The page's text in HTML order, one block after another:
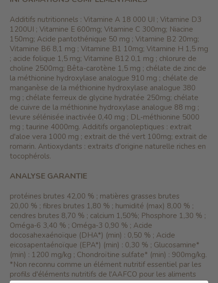
Additifs nutritionnels : Vitamine A 18 000 UI ; Vitamine D3
1200UI ; Vitamine E 600mg; Vitamine C 300mg; Niacine
150mg; Acide pantothénique 50 mg ; Vitamine B2 20mg;
Vitamine B6 8,1 mg ; Vitamine B1 10mg; Vitamine H 1,5 mg
; acide folique 1,5 mg; Vitamine B12 0,1 mg ; chlorure de
choline 2500mg; Bêta-carotène 1,5 mg ; chélate de zinc de
la méthionine hydroxylase analogue 910 mg ; chélate de
manganèse de la méthionine hydroxylase analogue 380
mg ; chélate ferreux de glycine hydratée 250mg; chélate
de cuivre de la méthionine hydroxylase analogue 88 mg ;
levure sélénisée inactivée 0,40 mg ; DL-méthionine 5000
mg ; taurine 4000mg. Additifs organoleptiques : extrait
d'aloe vera 1000 mg ; extrait de thé vert 100mg; extrait de
romarin. Antioxydants : extraits d'origine naturelle riches en
tocophérols.
ANALYSE GARANTIE
protéines brutes 42,00 % ; matières grasses brutes
20,00 % ; fibres brutes 1,80 % ; humidité (max) 8,00 % ;
cendres brutes 8,70 % ; calcium 1,50%; Phosphore 1,30 % ;
Oméga‐6 3,40 % ; Oméga‐3 0,90 % ; Acide
docosahexaénoïque (DHA*) (min) : 0,50 % ; Acide
eicosapentaénoïque (EPA*) (min) : 0,30 % ; Glucosamine*
(min) : 1200 mg/kg ; Chondroïtine sulfate* (min) : 900mg/kg.
*Non reconnu comme un élément nutritif essentiel par les
profils d'éléments nutritifs de l'AAFCO pour les aliments